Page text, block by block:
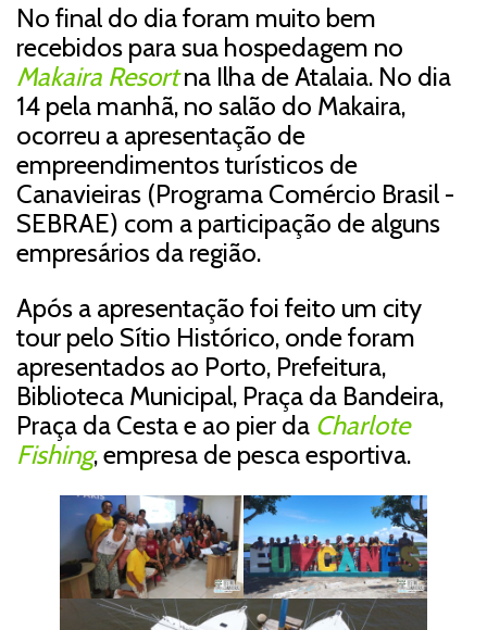
No final do dia foram muito bem
recebidos para sua hospedagem no
Makaira Resortna Ilha de Atalaia. No dia
14 pela manhã, no salão do Makaira,
ocorreu a apresentação de
empreendimentos turísticos de
Canavieiras (Programa Comércio Brasil -
SEBRAE) com a participação de alguns
empresários da região.
Após a apresentação foi feito um city
tour pelo Sítio Histórico, onde foram
apresentados ao Porto, Prefeitura,
Biblioteca Municipal, Praça da Bandeira,
Praça da Cesta e ao pier da Charlote
Fishing, empresa de pesca esportiva.